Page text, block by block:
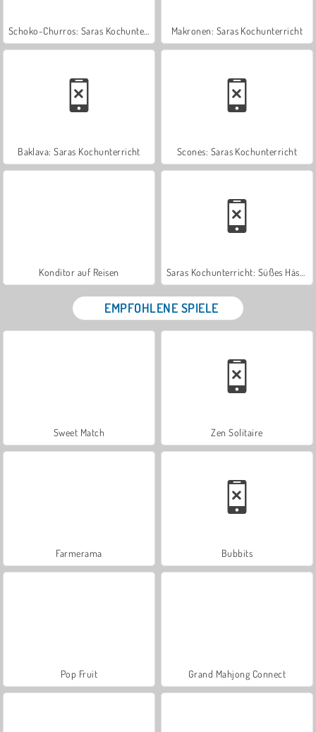
Makronen: Saras Kochunterricht
Baklava: Saras Kochunterricht Scones: Saras Kochunterricht
Konditor auf Reisen
EMPFOHLENE SPIELE
Sweet Match Zen Solitaire
Farmerama Bubbits
Pop Fruit Grand Mahjong Connect